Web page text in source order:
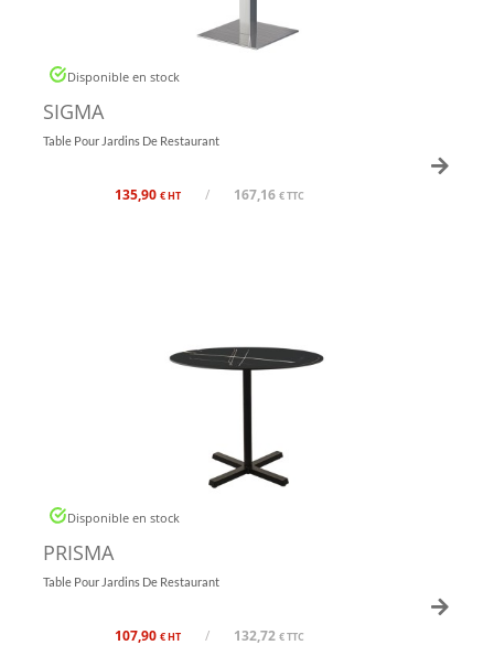
Disponible en stock
SIGMA
Table Pour Jardins De Restaurant
135,90 € HT / 167,16 € TTC
Disponible en stock
PRISMA
Table Pour Jardins De Restaurant
107,90 € HT / 132,72 € TTC